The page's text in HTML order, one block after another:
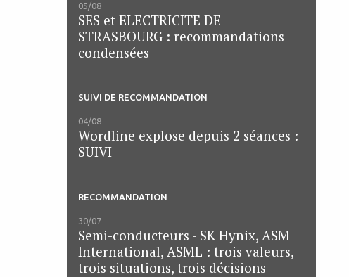
05/08
SES et ELECTRICITE DE
STRASBOURG : recommandations
condensées
SUIVI DE RECOMMANDATION
04/08
Wordline explose depuis 2 séances :
SUIVI
RECOMMANDATION
30/07
Semi-conducteurs - SK Hynix, ASM
International, ASML : trois valeurs,
trois situations, trois décisions